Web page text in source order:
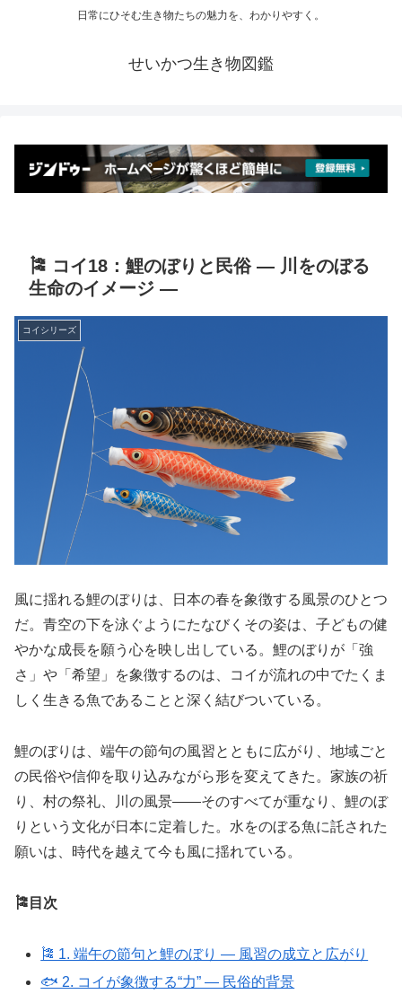
日常にひそむ生き物たちの魅力を、わかりやすく。
せいかつ生き物図鑑
🎏 コイ18：鯉のぼりと民俗 ― 川をのぼる
生命のイメージ ―
コイシリーズ
風に揺れる鯉のぼりは、日本の春を象徴する風景のひとつ
だ。青空の下を泳ぐようにたなびくその姿は、子どもの健
やかな成長を願う心を映し出している。鯉のぼりが「強
さ」や「希望」を象徴するのは、コイが流れの中でたくま
しく生きる魚であることと深く結びついている。
鯉のぼりは、端午の節句の風習とともに広がり、地域ごと
の民俗や信仰を取り込みながら形を変えてきた。家族の祈
り、村の祭礼、川の風景――そのすべてが重なり、鯉のぼ
りという文化が日本に定着した。水をのぼる魚に託された
願いは、時代を越えて今も風に揺れている。
🎏目次
🎏 1. 端午の節句と鯉のぼり ― 風習の成立と広がり
🐟 2. コイが象徴する“力” ― 民俗的背景